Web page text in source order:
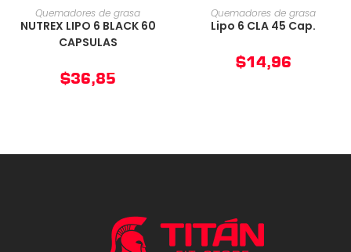
AÑADIR AL CARRITO
Quemadores de grasa
NUTREX LIPO 6 BLACK 60
CAPSULAS
$36,85
AÑADIR AL CARRITO
Quemadores de grasa
Lipo 6 CLA 45 Cap.
$14,96